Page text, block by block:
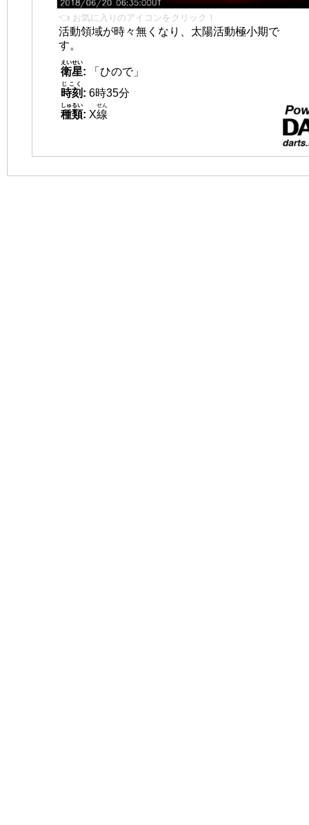
👈 お気に入りのアイコンをクリック！
活動領域が時々無くなり、太陽活動極小期で
す。
衛星
えいせい
:
「ひので」
時刻
じこく
: 6時35分
種類
しゅるい
: X線
せん